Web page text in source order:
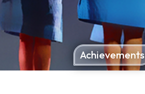
Achievements